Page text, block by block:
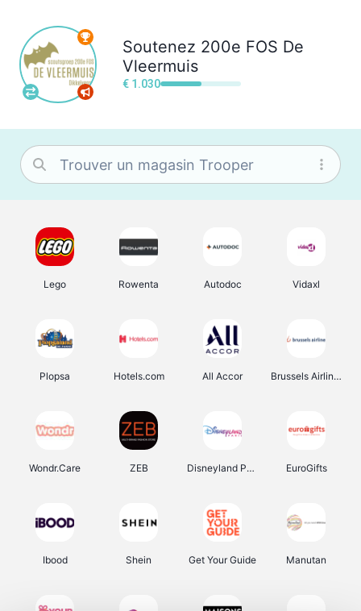
Soutenez 200e FOS De
Vleermuis
€ 1.030
Lego Rowenta Autodoc Vidaxl
Plopsa Hotels.com All Accor Brussels Airlines
Wondr.Care ZEB Disneyland Paris EuroGifts
Ibood Shein Get Your Guide Manutan